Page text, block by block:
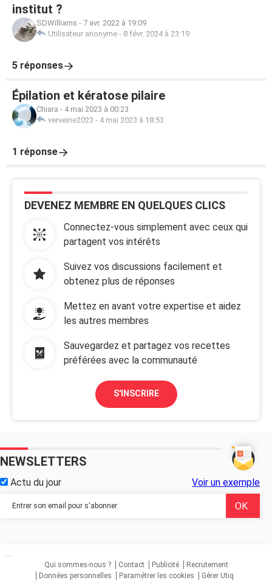
institut ?
SDWilliams - 7 avr. 2022 à 19:09
Utilisateur anonyme - 8 févr. 2024 à 23:19
5 réponses
Épilation et kératose pilaire
Chiara - 4 mai 2023 à 00:23
verveine2023 - 4 mai 2023 à 18:53
1 réponse
DEVENEZ MEMBRE EN QUELQUES CLICS
Connectez-vous simplement avec ceux qui
partagent vos intérêts
Suivez vos discussions facilement et
obtenez plus de réponses
Mettez en avant votre expertise et aidez
les autres membres
Sauvegardez et partagez vos recettes
préférées avec la communauté
S'INSCRIRE
NEWSLETTERS
Actu du jour Voir un exemple
...
Qui sommes-nous ?
Contact Publicité
Recrutement
Données personnelles
Paramétrer les cookies
Gérer Utiq